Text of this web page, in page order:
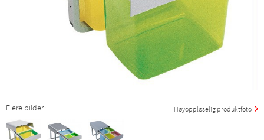
Høyoppløselig produktfoto
Flere bilder: